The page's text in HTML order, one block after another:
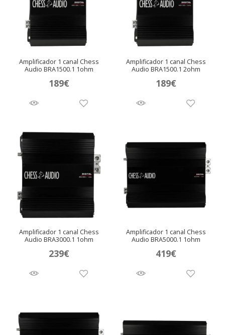
Amplificador 1 canal Chess
Audio BRA1500.1 1ohm
189€
Amplificador 1 canal Chess
Audio BRA1500.1 2ohm
189€
Amplificador 1 canal Chess
Audio BRA3000.1 1ohm
239€
Amplificador 1 canal Chess
Audio BRA5000.1 1ohm
419€